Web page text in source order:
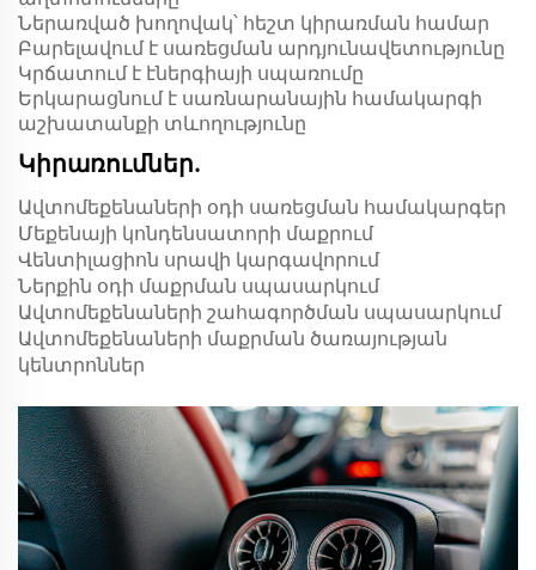
Ներառված խողովակ՝ հեշտ կիրառման համար
Բարելավում է սառեցման արդյունավետությունը
Կրճատում է էներգիայի սպառումը
Երկարացնում է սառնարանային համակարգի
աշխատանքի տևողությունը
Կիրառումներ.
Ավտոմեքենաների օդի սառեցման համակարգեր
Մեքենայի կոնդենսատորի մաքրում
Վենտիլացիոն սրավի կարգավորում
Ներքին օդի մաքրման սպասարկում
Ավտոմեքենաների շահագործման սպասարկում
Ավտոմեքենաների մաքրման ծառայության
կենտրոններ